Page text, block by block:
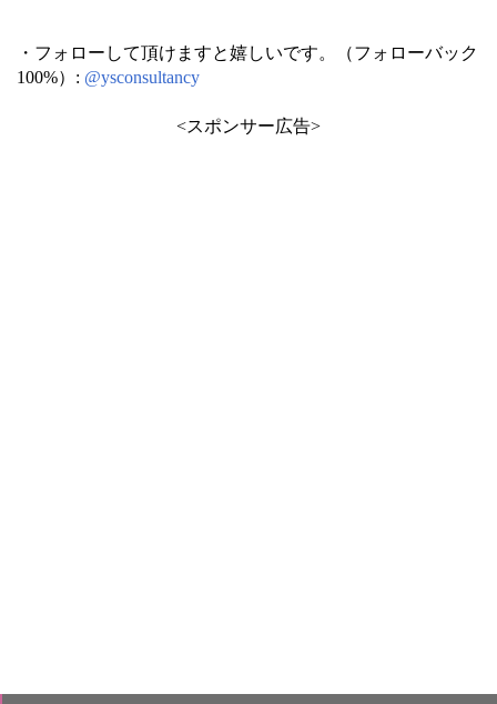
・フォローして頂けますと嬉しいです。（フォローバック
100%）: @ysconsultancy
<スポンサー広告>